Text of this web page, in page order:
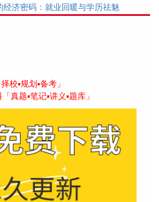
济密码：就业回暖与学历祛魅
校▪规划▪备考」
真题▪笔记▪讲义▪题库」